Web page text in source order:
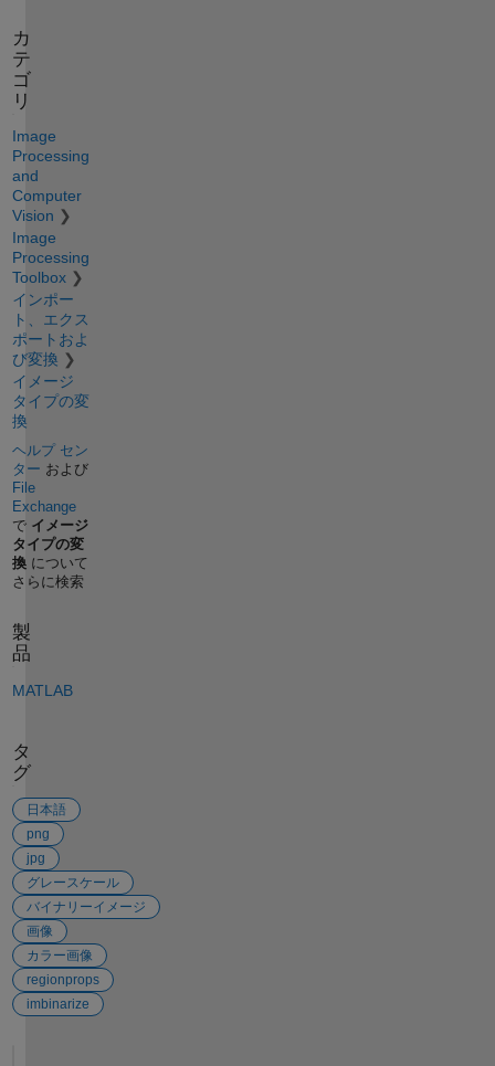
カ
テ
ゴ
リ
Image
Processing
and
Computer
Vision
Image
Processing
Toolbox
インポー
ト、エクス
ポートおよ
び変換
イメージ
タイプの変
換
ヘルプ セン
ター および
File
Exchange
で イメージ
タイプの変
換について
さらに検索
製
品
MATLAB
タ
グ
日本語
png
jpg
グレースケール
バイナリーイメージ
画像
カラー画像
regionprops
imbinarize